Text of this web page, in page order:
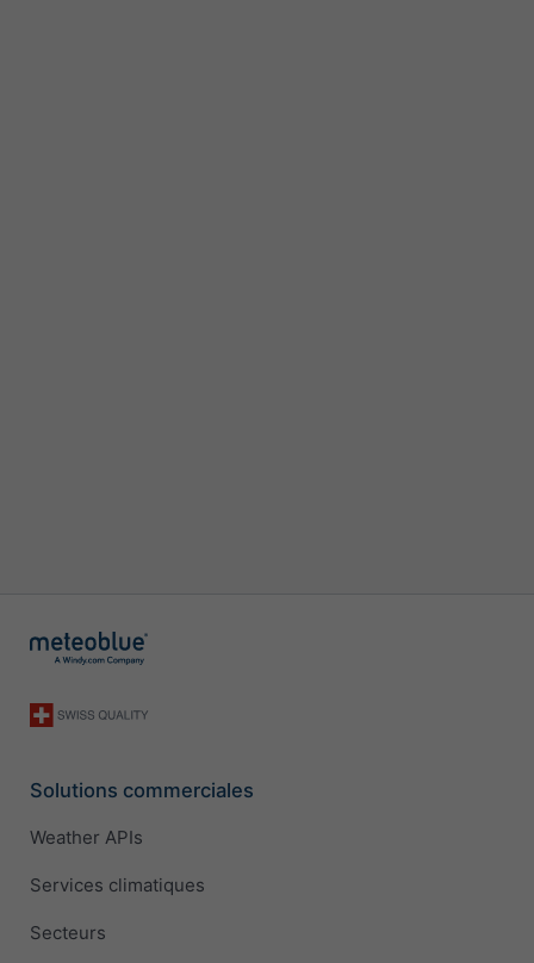
Solutions commerciales
Weather APIs
Services climatiques
Secteurs